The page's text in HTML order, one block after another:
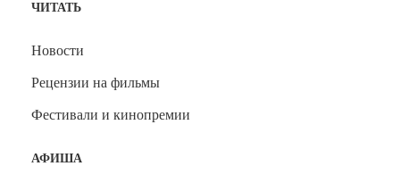
ЧИТАТЬ
Новости
Рецензии на фильмы
Фестивали и кинопремии
АФИША